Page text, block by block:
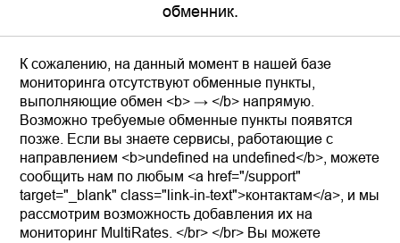
обменник.
К сожалению, на данный момент в нашей базе
мониторинга отсутствуют обменные пункты,
выполняющие обмен <b> → </b> напрямую.
Возможно требуемые обменные пункты появятся
позже. Если вы знаете сервисы, работающие с
направлением <b>undefined на undefined</b>, можете
сообщить нам по любым <a href="/support"
target="_blank" class="link-in-text">контактам</a>, и мы
рассмотрим возможность добавления их на
мониторинг MultiRates. </br> </br> Вы можете